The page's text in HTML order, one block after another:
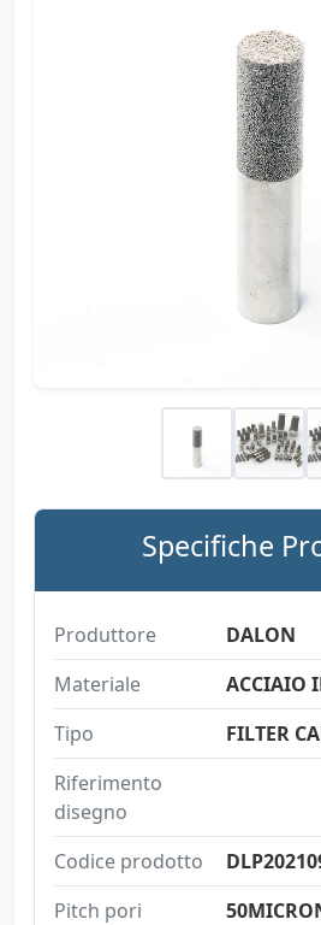
Specifiche
Produttore
DALON
Materiale
ACCIAIO
Tipo
FILTER
Riferimento
disegno
Codice prodotto
Pitch pori